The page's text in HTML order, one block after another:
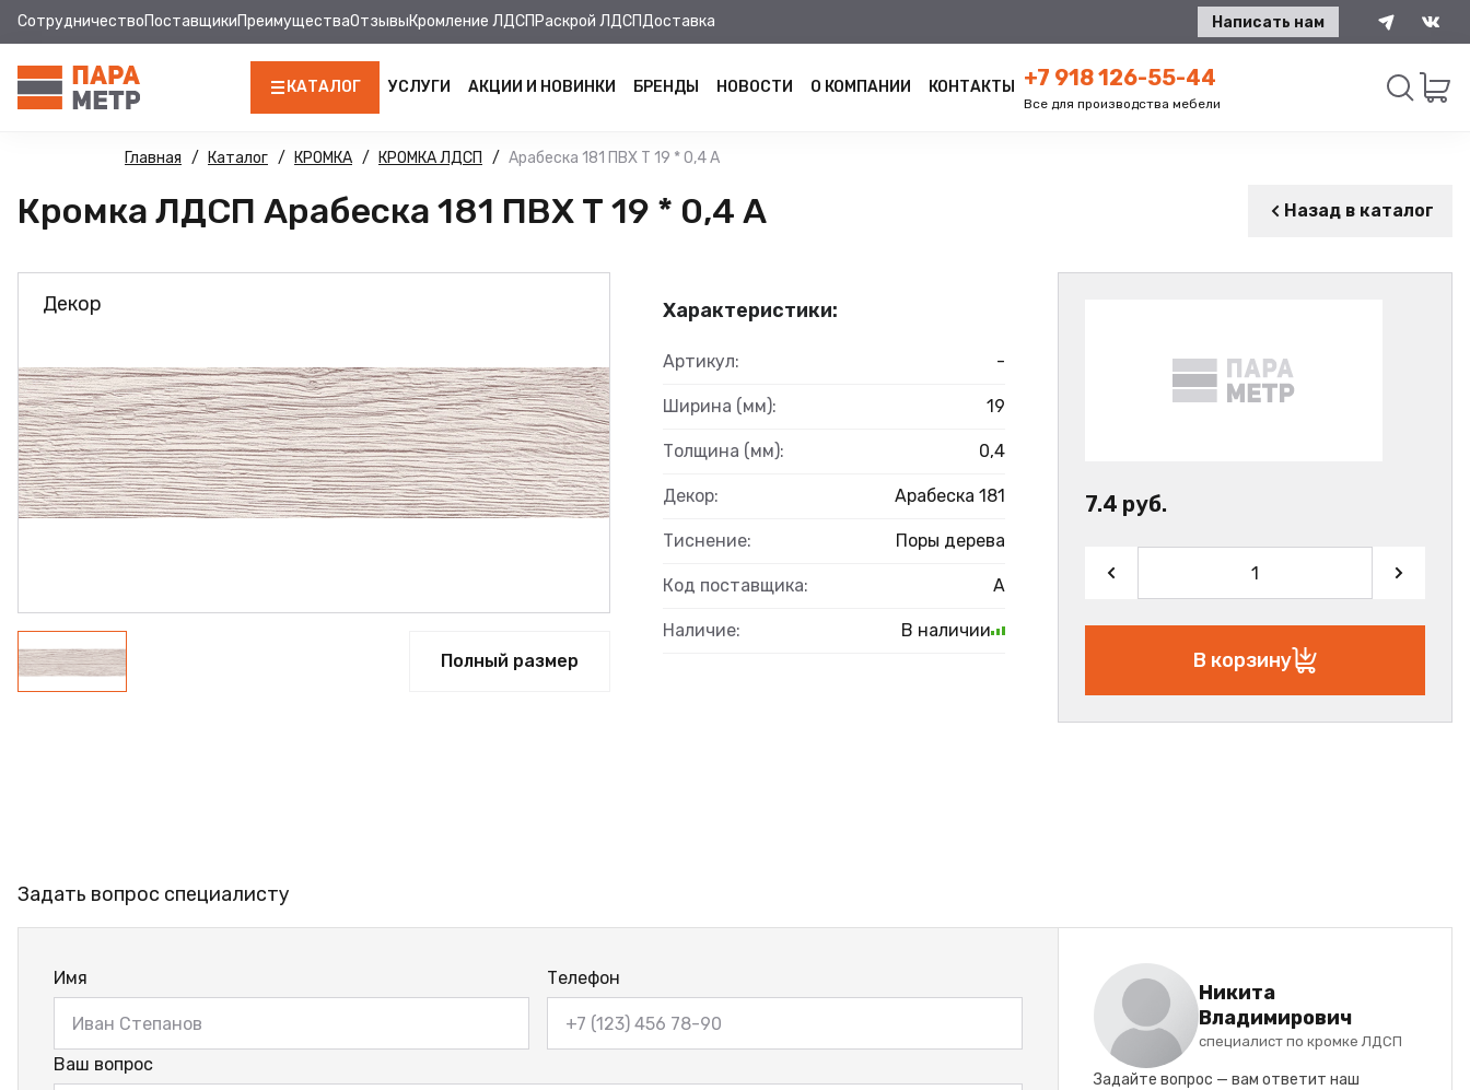
СотрудничествоПоставщикиПреимуществаОтзывыКромление ЛДСП Раскрой ЛДСПДоставка Написать нам
КАТАЛОГ
ЛДСП
КРОМКА
ХДФ
ФУРНИТУРА
ПРОФИЛЬ АЛЮМИНИЕВЫЙ
УСЛУГИ АКЦИИ И НОВИНКИ БРЕНДЫ НОВОСТИ О КОМПАНИИ КОНТАКТЫ +7 918 126-55-44
Все для производства мебели
Главная Каталог КРОМКА КРОМКА ЛДСП Арабеска 181 ПВХ Т 19 * 0,4 А
Кромка ЛДСП Арабеска 181 ПВХ Т 19 * 0,4 А Назад в каталог
Декор
Полный размер
Характеристики:
Артикул: -
Ширина (мм): 19
Толщина (мм): 0,4
Декор: Арабеска 181
Тиснение: Поры дерева
Код поставщика: А
Наличие: В наличии
7.4 руб.
В корзину
Задать вопрос специалисту
Имя Телефон
Ваш вопрос
Никита
Владимирович
специалист по кромке ЛДСП
Задайте вопрос — вам ответит наш